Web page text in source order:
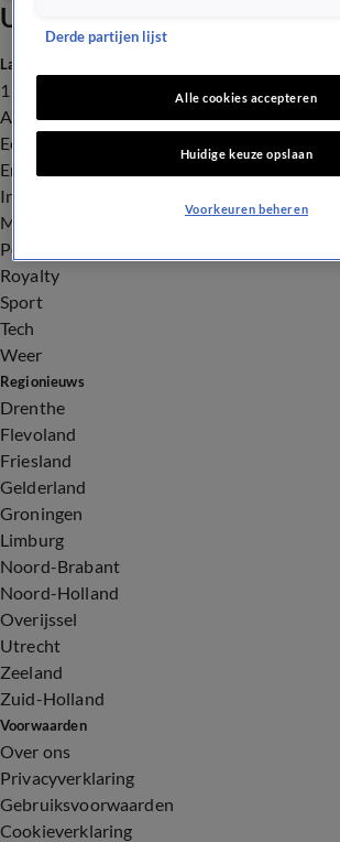
Uitzendingen
Laatste nieuws
112
Advies & Tips
Economie
Entertainment
Infrastructuur
Milieu en Gezondheid
Politiek
Royalty
Sport
Tech
Weer
Regionieuws
Drenthe
Flevoland
Friesland
Gelderland
Groningen
Limburg
Noord-Brabant
Noord-Holland
Overijssel
Utrecht
Zeeland
Zuid-Holland
Voorwaarden
Over ons
Privacyverklaring
Gebruiksvoorwaarden
Cookieverklaring
Derde partijen lijst
Alle cookies accepteren
Huidige keuze opslaan
Voorkeuren beheren